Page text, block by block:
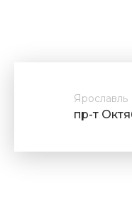
Ярославль
пр-т